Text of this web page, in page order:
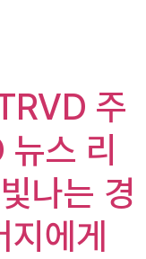
주
스 리
나는 경
에게